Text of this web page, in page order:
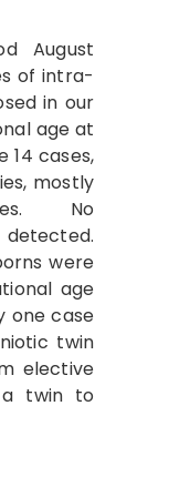
August
of intra-
in our
age at
14 cases,
mostly
No
detected.
were
age
one case
twin
elective
a twin to